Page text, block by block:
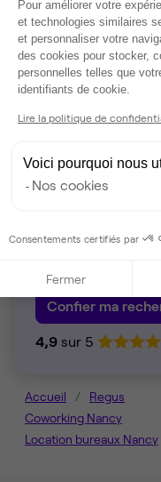
Imprimante
Scanner
Voir plus
Écoute,
Confier ma
4,9 sur 5
Accueil
Regus
Coworking Nancy
Location bureaux Nancy
Pour améliorer votre
et technologies similaires
et personnaliser votre
des cookies pour stocker,
personnelles telles que
identifiants de cookie.
Lire la politique de
Voici pourquoi nous
Nos cookies
Consentements certifiés par
Fermer